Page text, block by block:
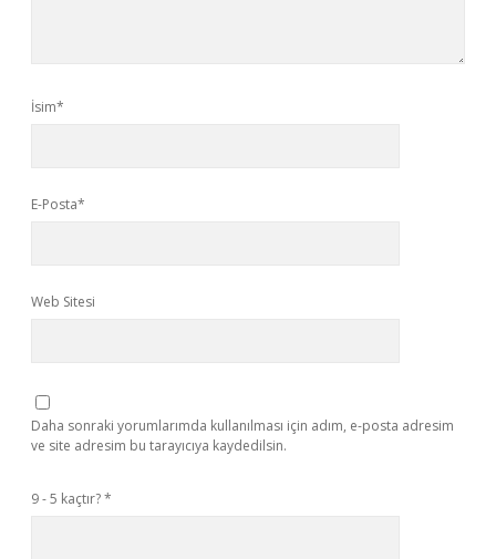
İsim*
E-Posta*
Web Sitesi
Daha sonraki yorumlarımda kullanılması için adım, e-posta adresim
ve site adresim bu tarayıcıya kaydedilsin.
9 - 5 kaçtır?*